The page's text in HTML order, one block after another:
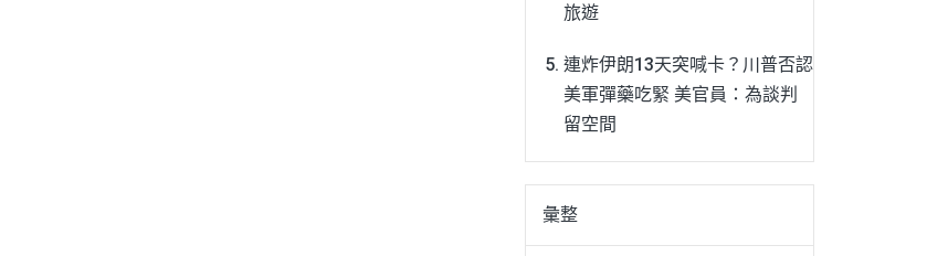
旅遊
連炸伊朗13天突喊卡？川普否認
美軍彈藥吃緊 美官員：為談判
留空間
彙整